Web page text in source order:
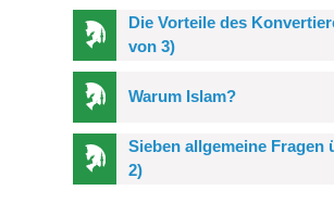
Die Vorteile des
von 3)
Warum Islam?
Sieben allgemeine Fragen
2)